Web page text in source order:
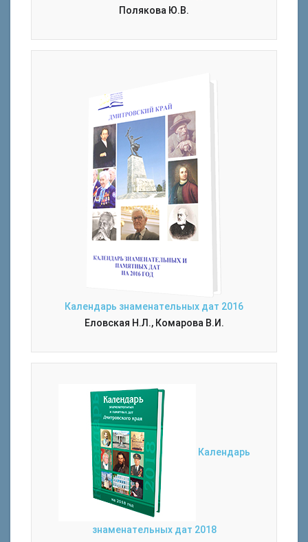
Полякова Ю.В.
Календарь знаменательных дат 2016
Еловская Н.Л., Комарова В.И.
Календарь
знаменательных дат 2018